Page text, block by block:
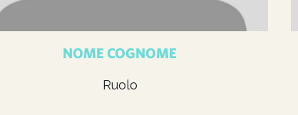
NOME COGNOME
Ruolo